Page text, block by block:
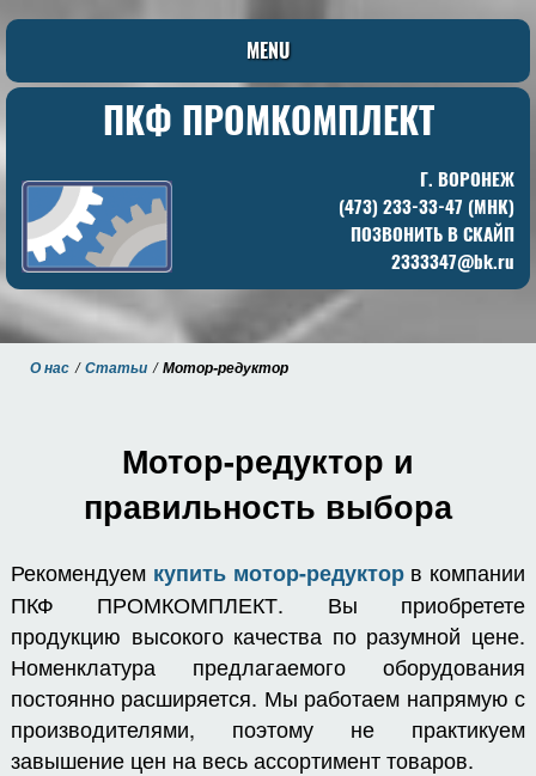
MENU
Г. ВОРОНЕЖ
(473) 233-33-47 (МНК)
ПОЗВОНИТЬ В СКАЙП
2333347@bk.ru
ПКФ ПРОМКОМПЛЕКТ
О нас Статьи Мотор-редуктор
Мотор-редуктор и
правильность выбора
Рекомендуем купить мотор-редукторв компании
ПКФ ПРОМКОМПЛЕКТ. Вы приобретете
продукцию высокого качества по разумной цене.
Номенклатура предлагаемого оборудования
постоянно расширяется. Мы работаем напрямую с
производителями, поэтому не практикуем
завышение цен на весь ассортимент товаров.